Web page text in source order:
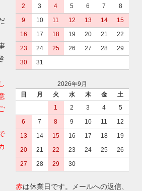
2
3 4 5 6 7
8
9
10 11 12 13 14
15
16
17 18 19 20 21
22
23
24 25 26 27 28
29
30
31
2026年9月
日
月 火 水 木 金
土
1
2 3 4
5
6
7 8 9 10 11
12
13
14 15 16 17 18
19
20
21 22 23 24 25
26
27
28 29 30
赤は休業日です。メールへの返信、